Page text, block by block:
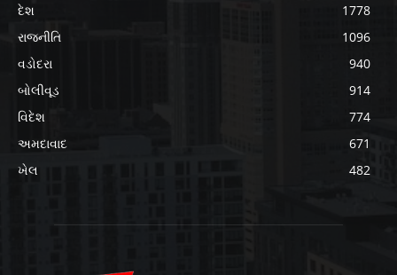
દેશ
1778
રાજનીતિ
1096
વડોદરા
940
બોલીવૂડ
914
વિદેશ
774
અમદાવાદ
671
ખેલ
482